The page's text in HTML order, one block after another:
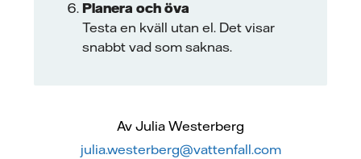
Planera och öva
Testa en kväll utan el. Det visar
snabbt vad som saknas.
Av Julia Westerberg
julia.westerberg@vattenfall.com